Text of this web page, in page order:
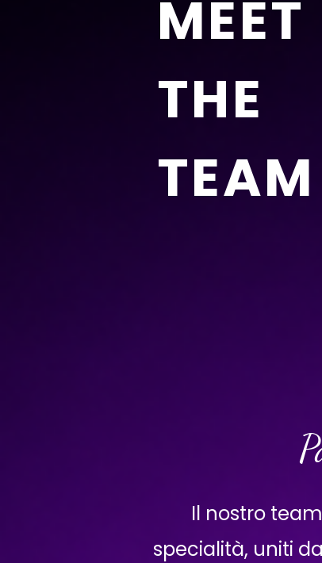
MEET
THE
Il nostro
specialità, uniti